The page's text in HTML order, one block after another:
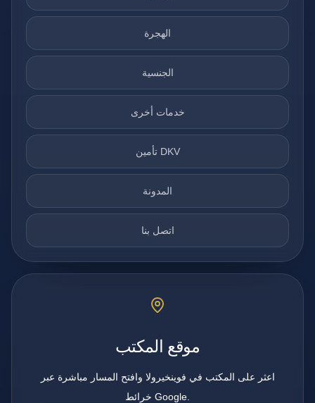
الهجرة
الجنسية
خدمات أخرى
تأمين DKV
المدونة
اتصل بنا
موقع المكتب
اعثر على المكتب في فوينخيرولا وافتح المسار مباشرة عبر
خرائط Google.